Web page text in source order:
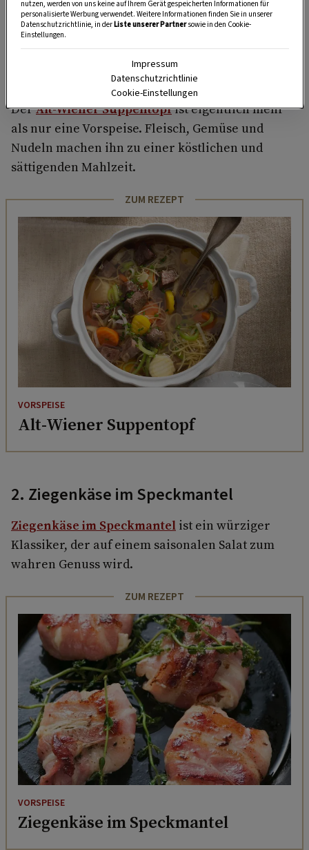
HIER MEHR ERFAHREN
1. Alt-Wiener Suppentopf
DerAlt-Wiener Suppentopfist eigentlich mehr
als nur eine Vorspeise. Fleisch, Gemüse und
Nudeln machen ihn zu einer köstlichen und
sättigenden Mahlzeit.
ZUM REZEPT
VORSPEISE
Alt-Wiener Suppentopf
2. Ziegenkäse im Speckmantel
Ziegenkäse im Speckmantel ist ein würziger
Klassiker, der auf einem saisonalen Salat zum
wahren Genuss wird.
ZUM REZEPT
VORSPEISE
Ziegenkäse im Speckmantel
nutzen, werden von uns keine auf Ihrem Gerät gespeicherten Informationen für
personalisierte Werbung verwendet. Weitere Informationen finden Sie in unserer
Datenschutzrichtlinie, in derListe unserer Partnersowie in den Cookie-
Einstellungen.
Impressum
Datenschutzrichtlinie
Cookie-Einstellungen